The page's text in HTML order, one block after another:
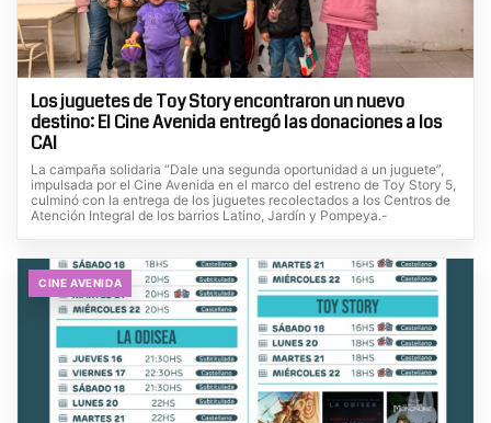
Los juguetes de Toy Story encontraron un nuevo
destino: El Cine Avenida entregó las donaciones a los
CAI
La campaña solidaria “Dale una segunda oportunidad a un juguete”,
impulsada por el Cine Avenida en el marco del estreno de Toy Story 5,
culminó con la entrega de los juguetes recolectados a los Centros de
Atención Integral de los barrios Latino, Jardín y Pompeya.-
CINE AVENIDA